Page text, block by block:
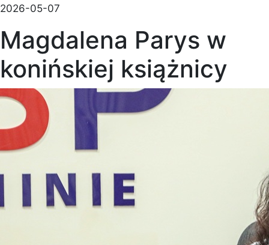
2026-05-07
Magdalena Parys w
konińskiej książnicy